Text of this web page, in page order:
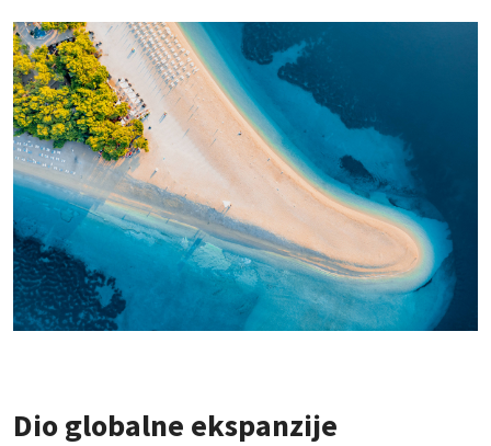
Dio globalne ekspanzije